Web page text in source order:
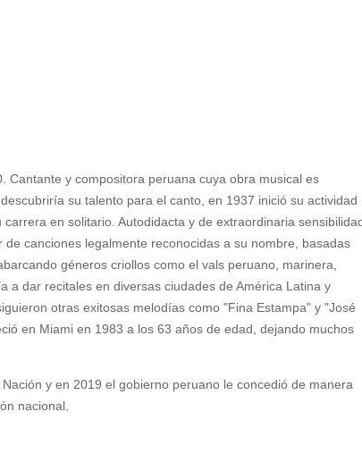
y compositora peruana cuya obra musical es
su talento para el canto, en 1937 inició su actividad
en solitario. Autodidacta y de extraordinaria
canciones legalmente reconocidas a su nombre, basadas
géneros criollos como el vals peruano, marinera,
a dar recitales en diversas ciudades de América Latina y
otras exitosas melodías como "Fina Estampa" y "José
en Miami en 1983 a los 63 años de edad, dejando muchos
y en 2019 el gobierno peruano le concedió de manera
nacional.